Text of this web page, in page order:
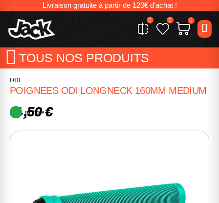
Livraison gratuite à partir de 120€ d'achat !
0 0 0
TOUS NOS PRODUITS
ODI
POIGNEES ODI LONGNECK 160MM MEDIUM
14,50 €
EN STOCK